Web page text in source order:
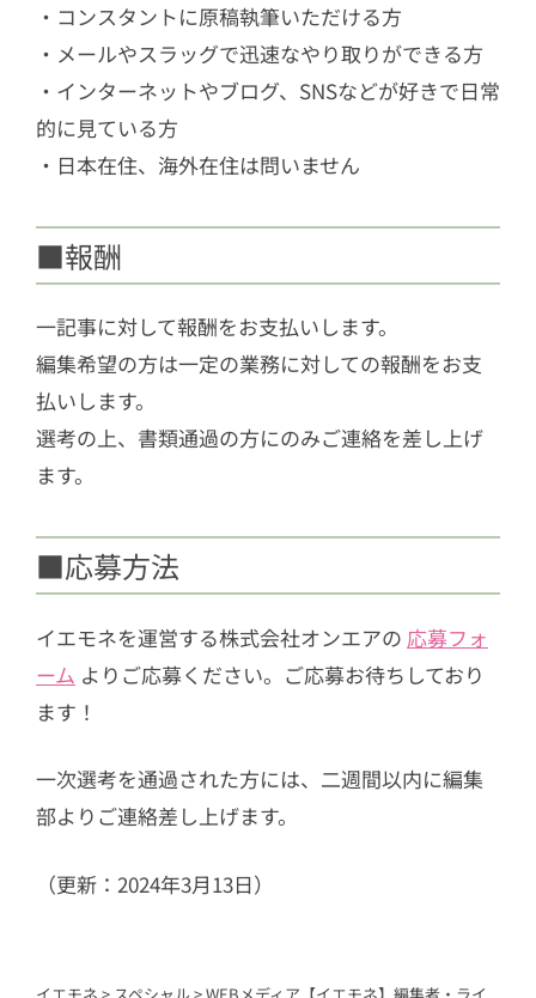
・コンスタントに原稿執筆いただける方
・メールやスラッグで迅速なやり取りができる方
・インターネットやブログ、SNSなどが好きで日常
的に見ている方
・日本在住、海外在住は問いません
■報酬
一記事に対して報酬をお支払いします。
編集希望の方は一定の業務に対しての報酬をお支
払いします。
選考の上、書類通過の方にのみご連絡を差し上げ
ます。
■応募方法
イエモネを運営する株式会社オンエアの 応募フォ
ーム よりご応募ください。ご応募お待ちしており
ます！
一次選考を通過された方には、二週間以内に編集
部よりご連絡差し上げます。
（更新：2024年3月13日）